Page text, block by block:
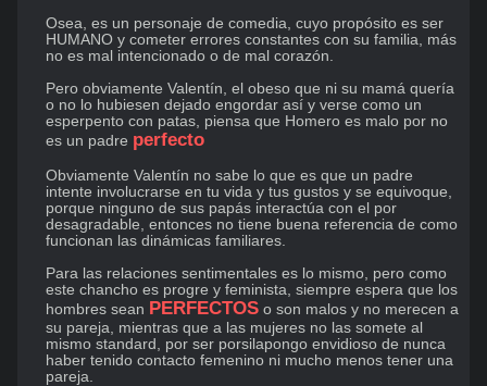
Osea, es un personaje de comedia, cuyo propósito es ser
HUMANO y cometer errores constantes con su familia, más
no es mal intencionado o de mal corazón.
Pero obviamente Valentín, el obeso que ni su mamá quería
o no lo hubiesen dejado engordar así y verse como un
esperpento con patas, piensa que Homero es malo por no
es un padre perfecto
Obviamente Valentín no sabe lo que es que un padre
intente involucrarse en tu vida y tus gustos y se equivoque,
porque ninguno de sus papás interactúa con el por
desagradable, entonces no tiene buena referencia de como
funcionan las dinámicas familiares.
Para las relaciones sentimentales es lo mismo, pero como
este chancho es progre y feminista, siempre espera que los
hombres sean PERFECTOS o son malos y no merecen a
su pareja, mientras que a las mujeres no las somete al
mismo standard, por ser porsilapongo envidioso de nunca
haber tenido contacto femenino ni mucho menos tener una
pareja.